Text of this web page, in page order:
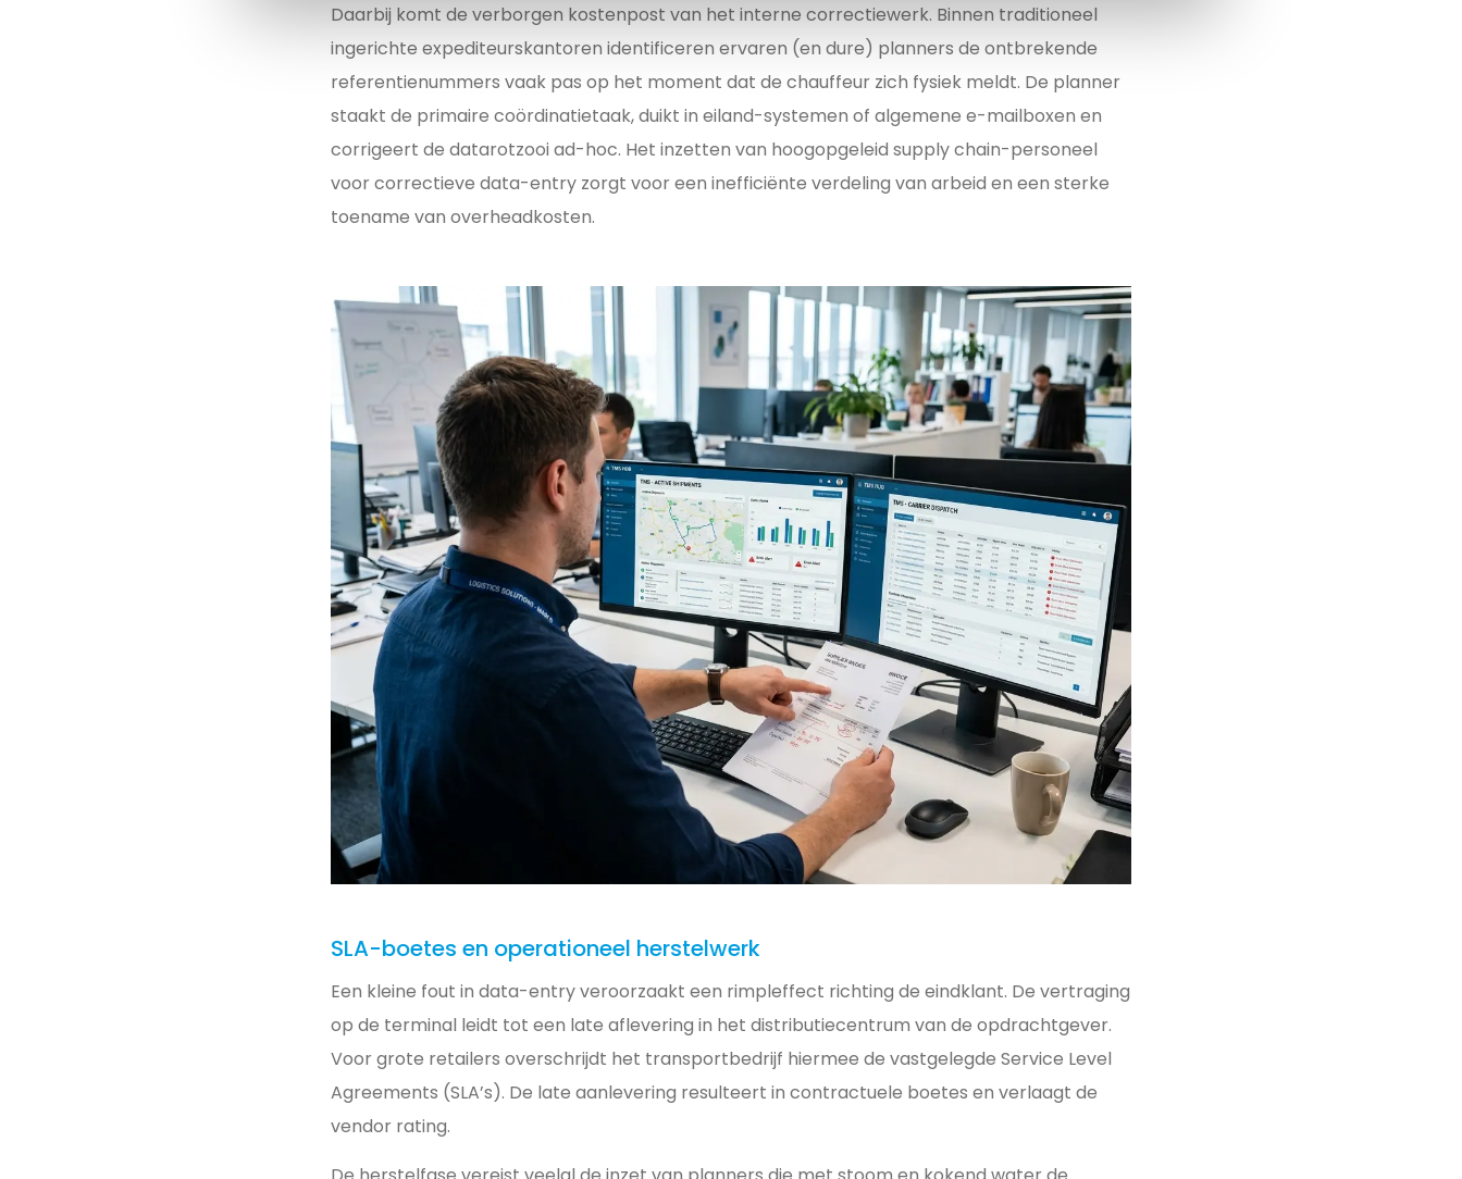
Daarbij komt de verborgen kostenpost van het interne correctiewerk. Binnen traditioneel
ingerichte expediteurskantoren identificeren ervaren (en dure) planners de ontbrekende
referentienummers vaak pas op het moment dat de chauffeur zich fysiek meldt. De planner
staakt de primaire coördinatietaak, duikt in eiland-systemen of algemene e-mailboxen en
corrigeert de datarotzooi ad-hoc. Het inzetten van hoogopgeleid supply chain-personeel
voor correctieve data-entry zorgt voor een inefficiënte verdeling van arbeid en een sterke
toename van overheadkosten.
SLA-boetes en operationeel herstelwerk
Een kleine fout in data-entry veroorzaakt een rimpleffect richting de eindklant. De vertraging
op de terminal leidt tot een late aflevering in het distributiecentrum van de opdrachtgever.
Voor grote retailers overschrijdt het transportbedrijf hiermee de vastgelegde Service Level
Agreements (SLA’s). De late aanlevering resulteert in contractuele boetes en verlaagt de
vendor rating.